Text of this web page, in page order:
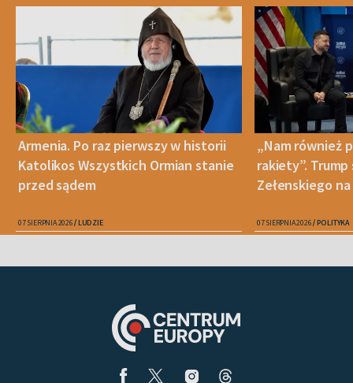
Armenia. Po raz pierwszy w historii
Katolikos Wszystkich Ormian stanie
przed sądem
07 SIERPNIA 2026 LUDZIE
„Nam również
rakiety”.
Zełenskiego
07 SIERPNIA 2026 POLITYKA